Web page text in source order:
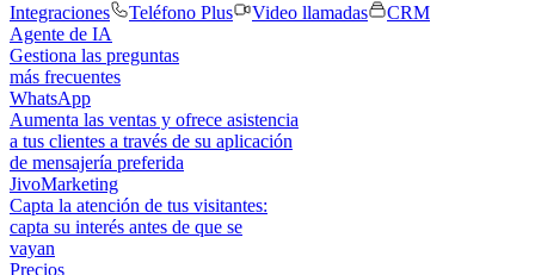
Integraciones
Teléfono Plus Video llamadas
CRM
Agente de IA
Gestiona las preguntas
más frecuentes
WhatsApp
Aumenta las ventas y ofrece asistencia
a tus clientes a través de su aplicación
de mensajería preferida
JivoMarketing
Capta la atención de tus visitantes:
capta su interés antes de que se
vayan
Precios